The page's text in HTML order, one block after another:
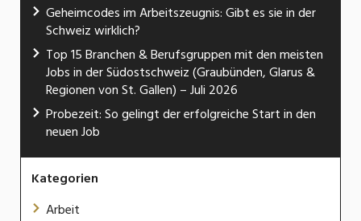
Geheimcodes im Arbeitszeugnis: Gibt es sie in der
Schweiz wirklich?
Top 15 Branchen & Berufsgruppen mit den meisten
Jobs in der Südostschweiz (Graubünden, Glarus &
Regionen von St. Gallen) – Juli 2026
Probezeit: So gelingt der erfolgreiche Start in den
neuen Job
Kategorien
Arbeit